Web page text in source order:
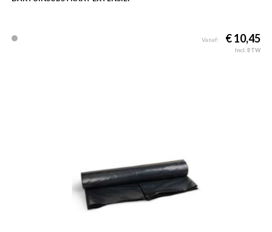
Vanaf: € 10,45
Incl. BTW